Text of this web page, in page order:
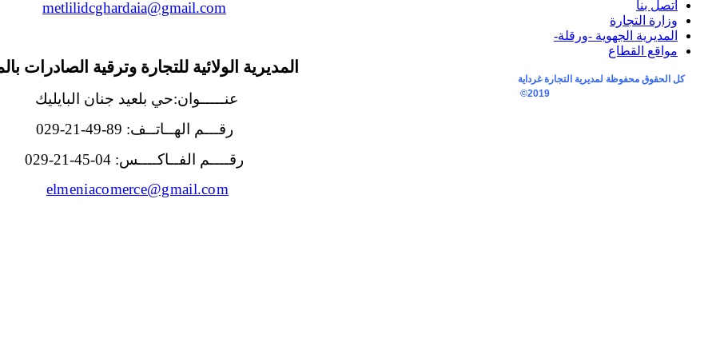
metlilidcghardaia@gmail.com
المديرية الولائية للتجارة وترقية الصادرات
عنـــــوان:حي بلعيد جنان البايليك
رقـــم الهــاتــف: 89-49-21-029
رقــــم الفــاكــــس: 04-45-21-029
elmeniacomerce@gmail.com
اتصل بنا
وزارة التجارة
المديرية الجهوية -ورقلة-
مواقع القطاع
كل الحقوق محفوظة لمديرية التجارة غرداية
2019©